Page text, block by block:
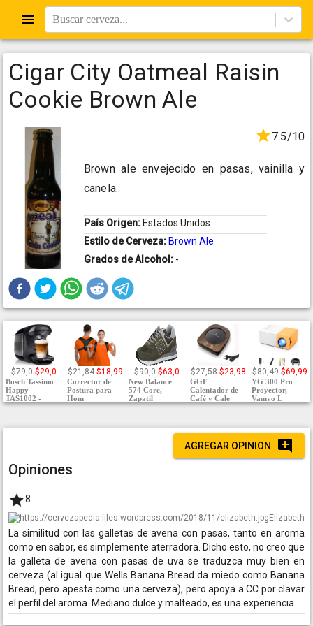
Buscar cerveza...
Cigar City Oatmeal Raisin
Cookie Brown Ale
7.5/10
Brown ale envejecido en pasas, vainilla y
canela.
País Origen: Estados Unidos
Estilo de Cerveza: Brown Ale
Grados de Alcohol: -
$79,0 $29,0
Bosch Tassimo
Happy
TAS1002 -
$21,84 $18,99
Corrector de
Postura para
Hom
$90,0 $63,0
New Balance
574 Core,
Zapatil
$27,58 $23,98
GGF
Calentador de
Café y Cale
$80,49 $69,99
YG 300 Pro
Proyector,
Vamvo L
AGREGAR OPINION
Opiniones
8
Elizabeth
La similitud con las galletas de avena con pasas, tanto en aroma
como en sabor, es simplemente aterradora. Dicho esto, no creo que
la galleta de avena con pasas de uva se traduzca muy bien en
cerveza (al igual que Wells Banana Bread da miedo como Banana
Bread, pero apesta como una cerveza), pero apoya a CC por clavar
el perfil del aroma. Mediano dulce y malteado, es una experiencia.